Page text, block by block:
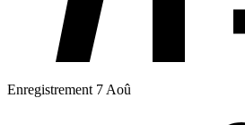
Enregistrement 7 Aoû